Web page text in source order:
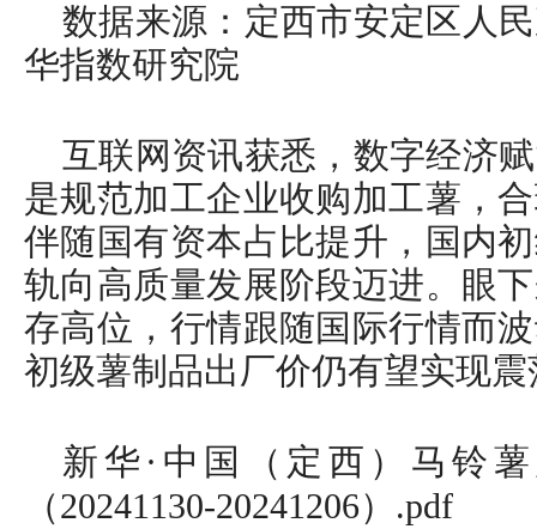
数据来源：定西市安定区人
华指数研究院
互联网资讯获悉，数字经济
是规范加工企业收购加工薯，
伴随国有资本占比提升，国内
轨向高质量发展阶段迈进。眼
存高位，行情跟随国际行情而
初级薯制品出厂价仍有望实现
新华·中国（定西）马铃
（20241130-20241206）.pdf